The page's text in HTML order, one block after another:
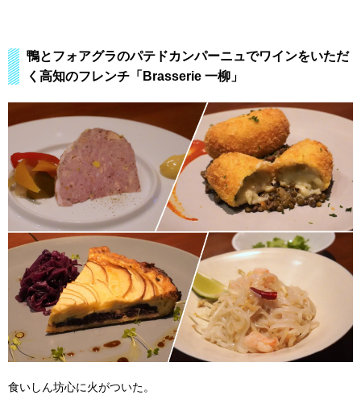
鴨とフォアグラのパテドカンパーニュでワインをいただ
く高知のフレンチ「Brasserie 一柳」
食いしん坊心に火がついた。